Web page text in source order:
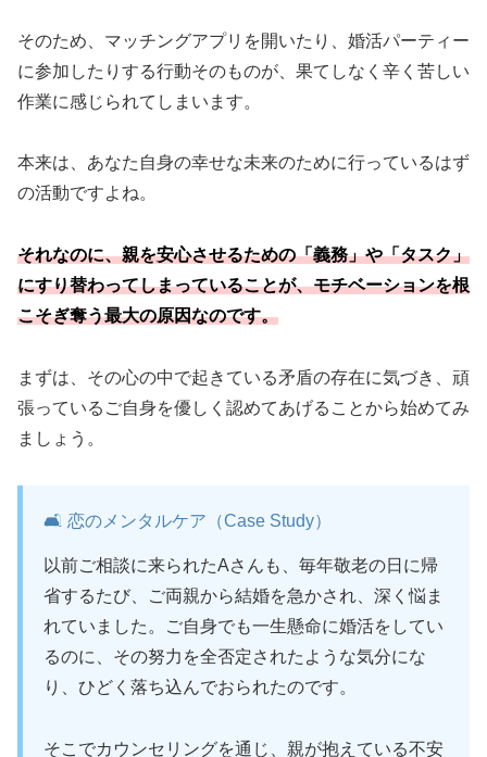
そのため、マッチングアプリを開いたり、婚活パーティー
に参加したりする行動そのものが、果てしなく辛く苦しい
作業に感じられてしまいます。
本来は、あなた自身の幸せな未来のために行っているはず
の活動ですよね。
それなのに、親を安心させるための「義務」や「タスク」
にすり替わってしまっていることが、モチベーションを根
こそぎ奪う最大の原因なのです。
まずは、その心の中で起きている矛盾の存在に気づき、頑
張っているご自身を優しく認めてあげることから始めてみ
ましょう。
🛋️ 恋のメンタルケア（Case Study）
以前ご相談に来られたAさんも、毎年敬老の日に帰
省するたび、ご両親から結婚を急かされ、深く悩ま
れていました。ご自身でも一生懸命に婚活をしてい
るのに、その努力を全否定されたような気分にな
り、ひどく落ち込んでおられたのです。
そこでカウンセリングを通じ、親が抱えている不安